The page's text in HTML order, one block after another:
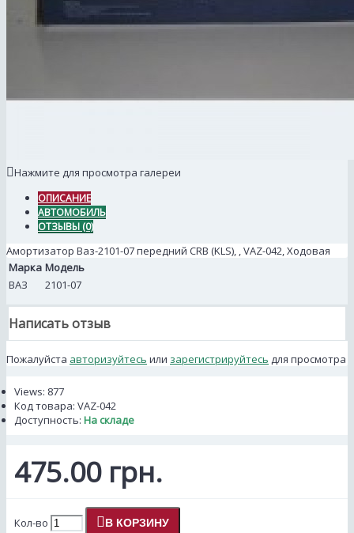
Нажмите для просмотра галереи
ОПИСАНИЕ
АВТОМОБИЛЬ
ОТЗЫВЫ (0)
Амортизатор Ваз-2101-07 передний CRB (KLS), , VAZ-042, Ходовая
Марка Модель
ВАЗ
2101-07
Написать отзыв
Пожалуйста авторизуйтесь или зарегистрируйтесь для просмотра
Views: 877
Код товара: VAZ-042
Доступность: На складе
475.00 грн.
Кол-во В КОРЗИНУ